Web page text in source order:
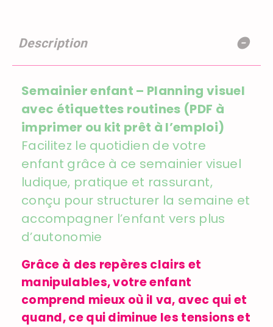
Description
Semainier enfant – Planning visuel
avec étiquettes routines (PDF à
imprimer ou kit prêt à l’emploi)
Facilitez le quotidien de votre
enfant grâce à ce semainier visuel
ludique, pratique et rassurant,
conçu pour structurer la semaine et
accompagner l’enfant vers plus
d’autonomie
Grâce à des repères clairs et
manipulables, votre enfant
comprend mieux où il va, avec qui et
quand, ce qui diminue les tensions et